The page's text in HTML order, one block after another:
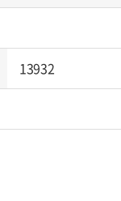
13932